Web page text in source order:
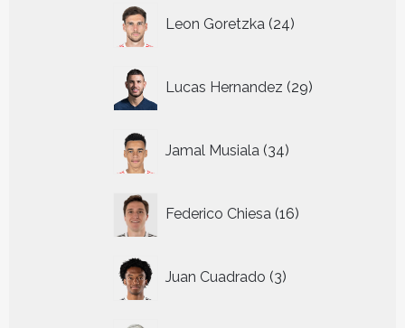
Leon Goretzka 24
producten
Lucas Hernandez 29
producten
Jamal Musiala 34
producten
Federico Chiesa 16
producten
Juan Cuadrado 3
producten